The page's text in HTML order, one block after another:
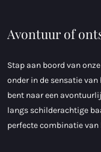
Avontuur of
Stap aan boord van
onder in de sensatie
bent naar een
langs schilderachtige
perfecte combinatie